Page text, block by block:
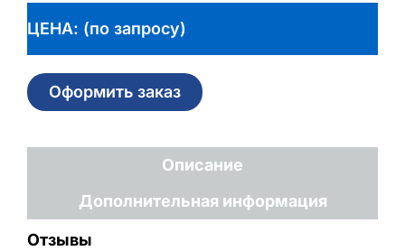
ЦЕНА: (по запросу)
Оформить заказ
Описание
Дополнительная информация
Отзывы